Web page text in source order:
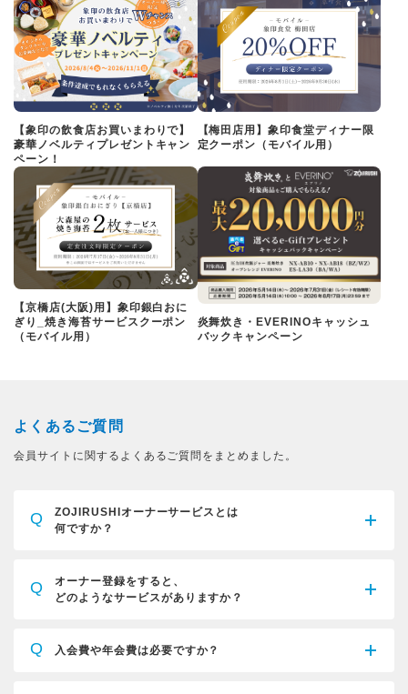
【象印の飲食店お買いまわりで】
豪華ノベルティプレゼントキャン
ペーン！
【梅田店用】象印食堂ディナー限
定クーポン（モバイル用）
【京橋店(大阪)用】象印銀白おに
ぎり_焼き海苔サービスクーポン
（モバイル用）
炎舞炊き・EVERINOキャッシュ
バックキャンペーン
よくあるご質問
会員サイトに関するよくあるご質問をまとめました。
Q
ZOJIRUSHIオーナーサービスとは
何ですか？
Q
オーナー登録をすると、
どのようなサービスがありますか？
Q 入会費や年会費は必要ですか？